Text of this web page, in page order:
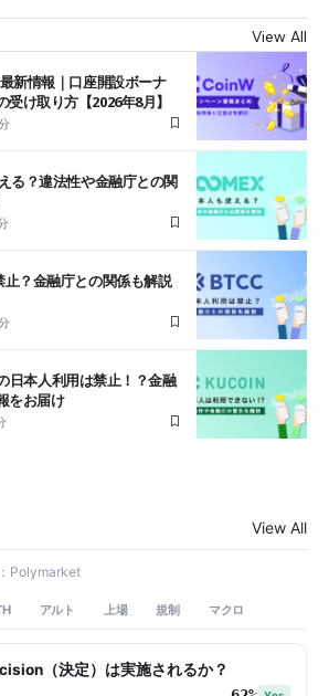
View All
新情報｜口座開設ボーナ
け取り方【2026年8月】
る？違法性や金融庁との関
？金融庁との関係も解説
日本人利用は禁止！？金融
をお届け
View All
Polymarket
アルト 上場 規制 マクロ
（決定）は実施されるか？